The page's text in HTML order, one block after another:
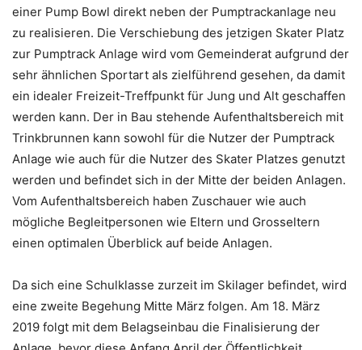
einer Pump Bowl direkt neben der Pumptrackanlage neu
zu realisieren. Die Verschiebung des jetzigen Skater Platz
zur Pumptrack Anlage wird vom Gemeinderat aufgrund der
sehr ähnlichen Sportart als zielführend gesehen, da damit
ein idealer Freizeit-Treffpunkt für Jung und Alt geschaffen
werden kann. Der in Bau stehende Aufenthaltsbereich mit
Trinkbrunnen kann sowohl für die Nutzer der Pumptrack
Anlage wie auch für die Nutzer des Skater Platzes genutzt
werden und befindet sich in der Mitte der beiden Anlagen.
Vom Aufenthaltsbereich haben Zuschauer wie auch
mögliche Begleitpersonen wie Eltern und Grosseltern
einen optimalen Überblick auf beide Anlagen.
Da sich eine Schulklasse zurzeit im Skilager befindet, wird
eine zweite Begehung Mitte März folgen. Am 18. März
2019 folgt mit dem Belagseinbau die Finalisierung der